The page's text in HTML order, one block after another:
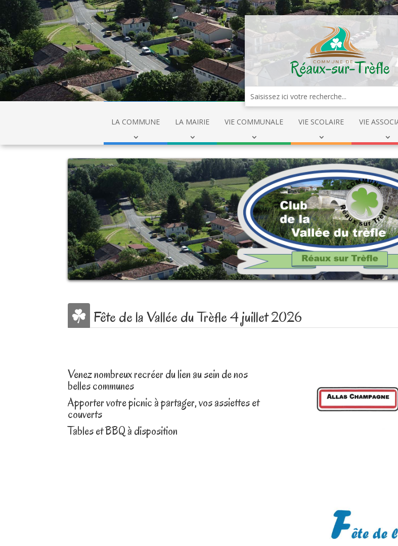
Search
LA COMMUNE LA MAIRIE VIE COMMUNALE VIE SCOLAIRE VIE
Fête de la Vallée du Trèfle 4 juillet 2026
Venez nombreux recréer du lien au sein de nos
belles communes
Apporter votre picnic à partager, vos assiettes et
couverts
Tables et BBQ à disposition